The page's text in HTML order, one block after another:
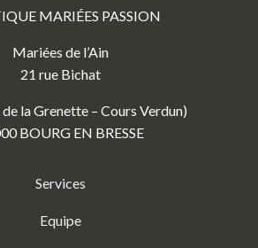
MARIÉES PASSION
Mariées de l’Ain
21 rue Bichat
la Grenette – Cours Verdun)
BOURG EN BRESSE
Services
Equipe